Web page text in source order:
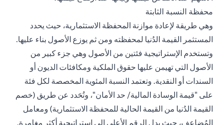
محفظة النسبة الثابتة
وهي طريقة لإعادة موازنة المحفظة الاستثمارية، حيث يحدد
المستثمر القيمة الدُنيا لمحفظته ومن ثم يوزع الأصول بناء عليها.
وتستخدم الإستراتيجية فئتين من الأصول وهي جزء كبير من
الأصول التي تهيمن عليها حقوق الملكية ومكافئات الديون أو
السندات أو النقدية. وتعتمد النسبة المئوية المخصصة لكل فئة
على "قيمة الوسادة المالية/ حد الأمان"، وتُحَدد عن طريق (خصم
القيمة الدُنيا من القيمة الحالية للمحفظة الاستثمارية) ومعامل
المُضاعِف، حيث يدل الرقم الأعلى إلى إستراتيجية أكثر مغامرة.